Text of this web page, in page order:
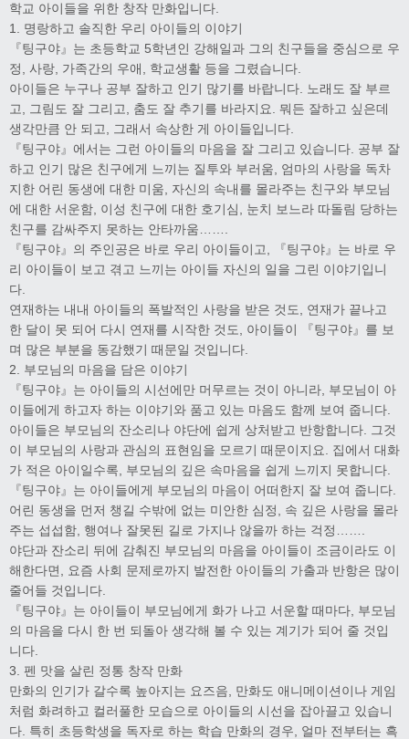
학교 아이들을 위한 창작 만화입니다.
1. 명랑하고 솔직한 우리 아이들의 이야기
『팅구야』는 초등학교 5학년인 강해일과 그의 친구들을 중심으로 우
정, 사랑, 가족간의 우애, 학교생활 등을 그렸습니다.
아이들은 누구나 공부 잘하고 인기 많기를 바랍니다. 노래도 잘 부르
고, 그림도 잘 그리고, 춤도 잘 추기를 바라지요. 뭐든 잘하고 싶은데
생각만큼 안 되고, 그래서 속상한 게 아이들입니다.
『팅구야』에서는 그런 아이들의 마음을 잘 그리고 있습니다. 공부 잘
하고 인기 많은 친구에게 느끼는 질투와 부러움, 엄마의 사랑을 독차
지한 어린 동생에 대한 미움, 자신의 속내를 몰라주는 친구와 부모님
에 대한 서운함, 이성 친구에 대한 호기심, 눈치 보느라 따돌림 당하는
친구를 감싸주지 못하는 안타까움…….
『팅구야』의 주인공은 바로 우리 아이들이고, 『팅구야』는 바로 우
리 아이들이 보고 겪고 느끼는 아이들 자신의 일을 그린 이야기입니
다.
연재하는 내내 아이들의 폭발적인 사랑을 받은 것도, 연재가 끝나고
한 달이 못 되어 다시 연재를 시작한 것도, 아이들이 『팅구야』를 보
며 많은 부분을 동감했기 때문일 것입니다.
2. 부모님의 마음을 담은 이야기
『팅구야』는 아이들의 시선에만 머무르는 것이 아니라, 부모님이 아
이들에게 하고자 하는 이야기와 품고 있는 마음도 함께 보여 줍니다.
아이들은 부모님의 잔소리나 야단에 쉽게 상처받고 반항합니다. 그것
이 부모님의 사랑과 관심의 표현임을 모르기 때문이지요. 집에서 대화
가 적은 아이일수록, 부모님의 깊은 속마음을 쉽게 느끼지 못합니다.
『팅구야』는 아이들에게 부모님의 마음이 어떠한지 잘 보여 줍니다.
어린 동생을 먼저 챙길 수밖에 없는 미안한 심정, 속 깊은 사랑을 몰라
주는 섭섭함, 행여나 잘못된 길로 가지나 않을까 하는 걱정…….
야단과 잔소리 뒤에 감춰진 부모님의 마음을 아이들이 조금이라도 이
해한다면, 요즘 사회 문제로까지 발전한 아이들의 가출과 반항은 많이
줄어들 것입니다.
『팅구야』는 아이들이 부모님에게 화가 나고 서운할 때마다, 부모님
의 마음을 다시 한 번 되돌아 생각해 볼 수 있는 계기가 되어 줄 것입
니다.
3. 펜 맛을 살린 정통 창작 만화
만화의 인기가 갈수록 높아지는 요즈음, 만화도 애니메이션이나 게임
처럼 화려하고 컬러풀한 모습으로 아이들의 시선을 잡아끌고 있습니
다. 특히 초등학생을 독자로 하는 학습 만화의 경우, 얼마 전부터는 흑